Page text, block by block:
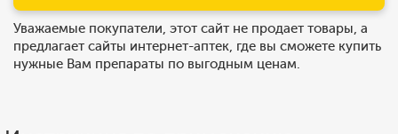
Уважаемые покупатели, этот сайт не продает товары, а
предлагает сайты интернет-аптек, где вы сможете купить
нужные Вам препараты по выгодным ценам.